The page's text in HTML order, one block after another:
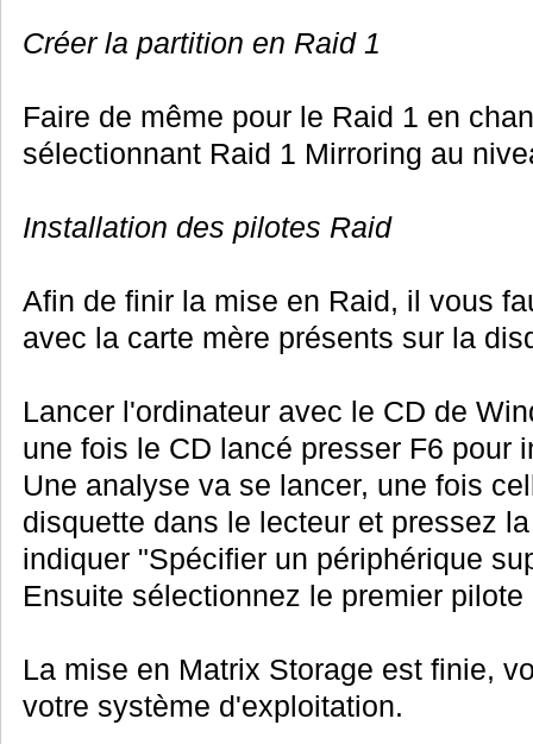
Créer la partition en Raid 1
Faire de même pour le Raid 1 en
sélectionnant Raid 1 Mirroring au
Installation des pilotes Raid
Afin de finir la mise en Raid, il vous
avec la carte mère présents sur la
Lancer l'ordinateur avec le CD de
une fois le CD lancé presser F6 pour
Une analyse va se lancer, une fois
disquette dans le lecteur et pressez
indiquer "Spécifier un périphérique
Ensuite sélectionnez le premier pilote
La mise en Matrix Storage est finie,
votre système d'exploitation.